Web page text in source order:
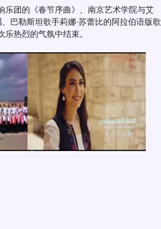
乐团的《春节序曲》、南京艺术学院与艾
巴勒斯坦歌手莉娜·苏蕾比的阿拉伯语版歌
乐热烈的气氛中结束。